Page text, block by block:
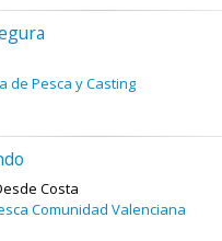
de Pesca y Casting
Costa
Comunidad Valenciana